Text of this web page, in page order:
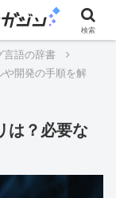
言語の辞書
開発の手順を解
は？必要な
検索